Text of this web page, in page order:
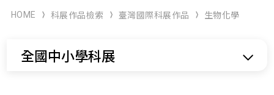
科學研習月刊
HOME 科展作品檢索 臺灣國際科展作品 生物化學
全國中小學科展